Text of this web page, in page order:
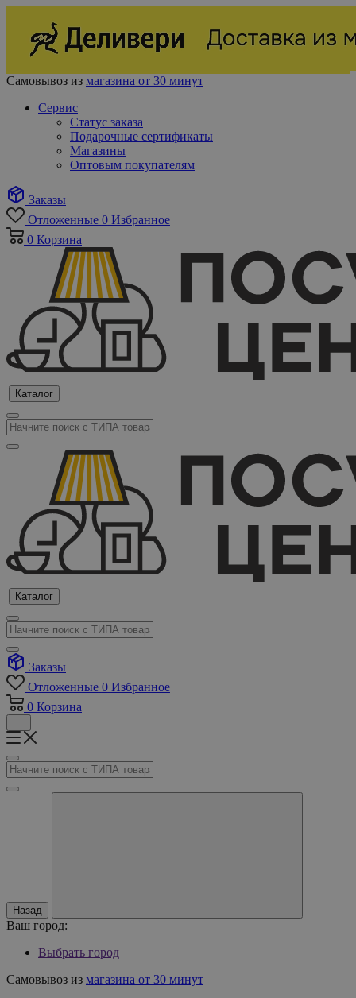
Самовывоз из магазина от 30 минут
Сервис
Статус заказа
Подарочные сертификаты
Магазины
Оптовым покупателям
Заказы
Отложенные 0 Избранное
0 Корзина
Каталог
Каталог
Заказы
Отложенные 0 Избранное
0 Корзина
Назад
Ваш город:
Выбрать город
Самовывоз из магазина от 30 минут